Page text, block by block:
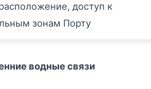
доступ к
зонам Порту
водные связи